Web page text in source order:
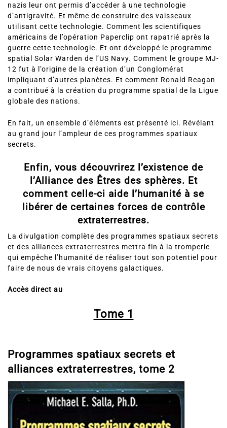
nazis leur ont permis d’accéder à une technologie
d’antigravité. Et même de construire des vaisseaux
utilisant cette technologie. Comment les scientifiques
américains de l’opération Paperclip ont rapatrié après la
guerre cette technologie. Et ont développé le programme
spatial Solar Warden de l’US Navy. Comment le groupe MJ-
12 fut à l’origine de la création d’un Conglomérat
impliquant d’autres planètes. Et comment Ronald Reagan
a contribué à la création du programme spatial de la Ligue
globale des nations.
En fait, un ensemble d’éléments est présenté ici. Révélant
au grand jour l’ampleur de ces programmes spatiaux
secrets.
Enfin, vous découvrirez l’existence de
l’Alliance des Êtres des sphères. Et
comment celle-ci aide l’humanité à se
libérer de certaines forces de contrôle
extraterrestres.
La divulgation complète des programmes spatiaux secrets
et des alliances extraterrestres mettra fin à la tromperie
qui empêche l’humanité de réaliser tout son potentiel pour
faire de nous de vrais citoyens galactiques.
Accès direct au
Tome 1
Programmes spatiaux secrets et
alliances extraterrestres, tome 2